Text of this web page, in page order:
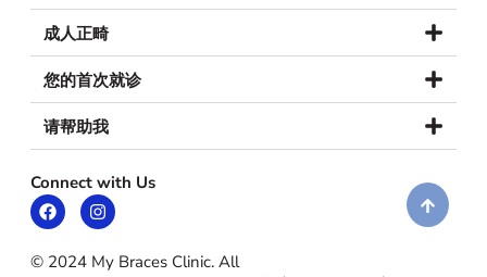
成人正畸
您的首次就诊
请帮助我
Connect with Us
© 2024 My Braces Clinic. All